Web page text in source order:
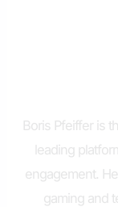
Boris Pfeiffer is
leading
engagement.
gaming and